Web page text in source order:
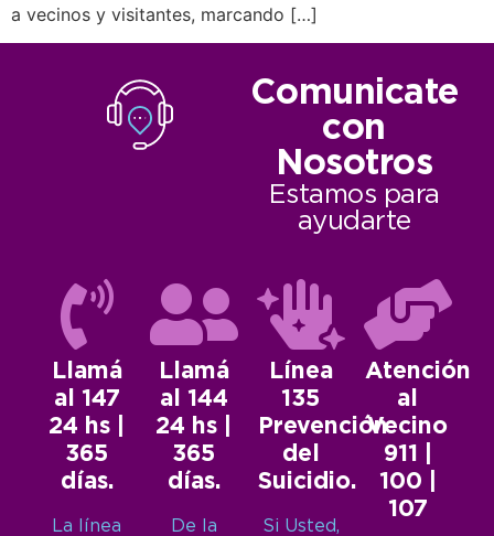
a vecinos y visitantes, marcando […]
Comunicate
con
Nosotros
Estamos para
ayudarte
Llamá
al 147
24 hs |
365
días.
La línea
Llamá
al 144
24 hs |
365
días.
De la
Línea
135
Prevención
del
Suicidio.
Si Usted,
Atención
al
Vecino
911 |
100 |
107